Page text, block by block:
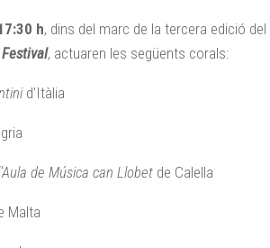
h, dins del marc de la tercera edició del
, actuaren les següents corals:
d’Itàlia
de Música can Llobet de Calella
Malta